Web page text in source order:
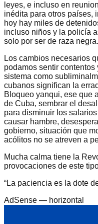
leyes, e incluso en
inédita para otros países,
hoy hay miles de
incluso niños y la policía
solo por ser de raza negra.
Los cambios necesarios
podamos sentir
sistema como
cubanos significan la
Bloqueo yanqui, ese que
de Cuba, sembrar el
para disminuir los
causar hambre,
gobierno, situación que
acólitos no se atreven a
Mucha calma tiene la
provocaciones de este
“La paciencia es la dote
AdSense — horizontal